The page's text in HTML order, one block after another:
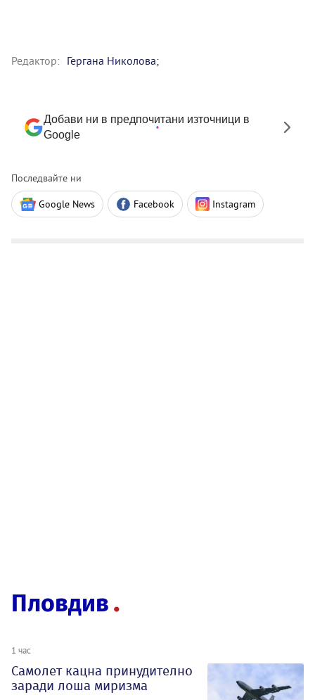
Редактор: Гергана Николова;
Добави ни в предпочитани източници в
Google
Последвайте ни
Google News Facebook Instagram
Пловдив
1 час
Самолет кацна принудително
заради лоша миризма